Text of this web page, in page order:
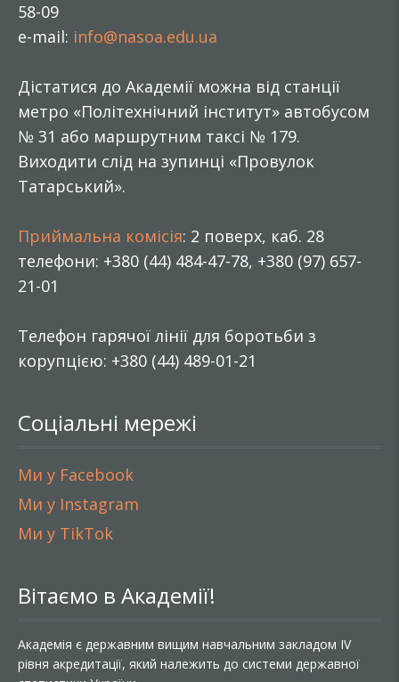
58-09
e-mail: info@nasoa.edu.ua
Дістатися до Академії можна від станції
метро «Політехнічний інститут» автобусом
№ 31 або маршрутним таксі № 179.
Виходити слід на зупинці «Провулок
Татарський».
Приймальна комісія: 2 поверх, каб. 28
телефони: +380 (44) 484-47-78, +380 (97) 657-
21-01
Телефон гарячої лінії для боротьби з
корупцією: +380 (44) 489-01-21
Соціальні мережі
Ми у Facebook
Ми у Instagram
Ми у TikTok
Вітаємо в Академії!
Академія є державним вищим навчальним закладом IV
рівня акредитації, який належить до системи державної